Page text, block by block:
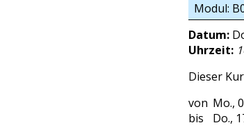
Modul:
Datum:
Uhrzeit:
Dieser
Mo.,
Do.,